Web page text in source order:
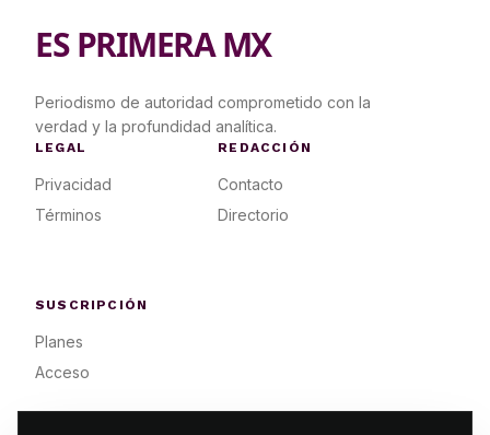
ES PRIMERA MX
Periodismo de autoridad comprometido con la
verdad y la profundidad analítica.
LEGAL
Privacidad
Términos
REDACCIÓN
Contacto
Directorio
SUSCRIPCIÓN
Planes
Acceso